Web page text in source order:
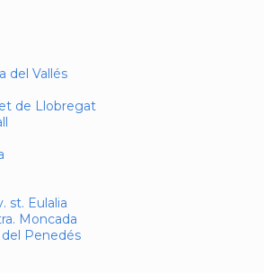
del Vallés
de Llobregat
st. Eulalia
Moncada
del Penedés